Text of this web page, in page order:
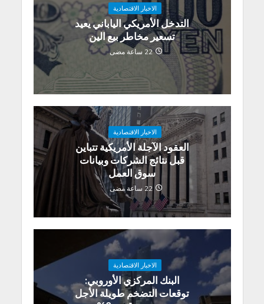
الاخبار الاقتصادية
التدخل الأمريكي الياباني يعيد
تسعير مخاطر بيع الين
22 ساعة مضى
الاخبار الاقتصادية
العقود الآجلة الأمريكية تتباين
قبل نتائج الشركات وبيانات
سوق العمل
22 ساعة مضى
الاخبار الاقتصادية
البنك المركزي الأوروبي:
توقعات التضخم طويلة الأجل